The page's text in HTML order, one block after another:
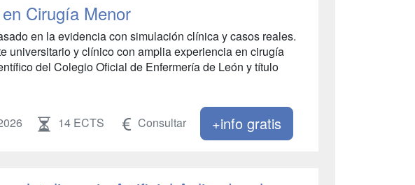
Cirugía Menor
en la evidencia con simulación clínica y casos reales.
universitario y clínico con amplia experiencia en cirugía
del Colegio Oficial de Enfermería de León y título
14 ECTS Consultar +info gratis